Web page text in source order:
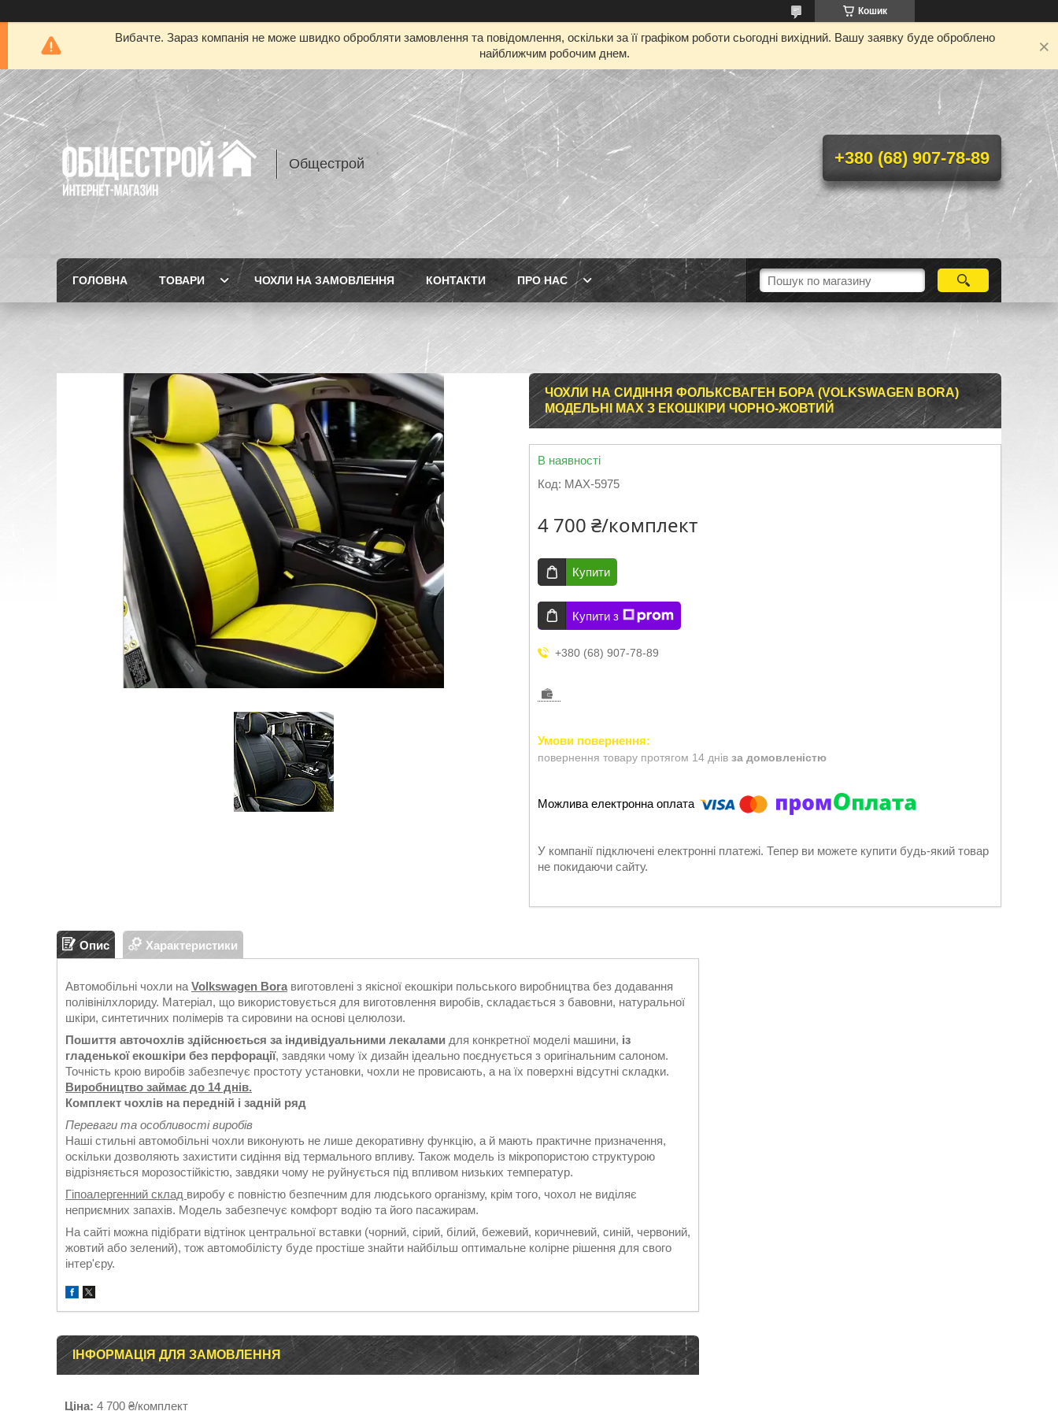
Кошик
Вибачте. Зараз компанія не може швидко обробляти замовлення та повідомлення, оскільки за її графіком роботи сьогодні вихідний. Вашу заявку буде оброблено
найближчим робочим днем.
Общестрой +380 (68) 907-78-89
ГОЛОВНА ТОВАРИ ЧОХЛИ НА ЗАМОВЛЕННЯ КОНТАКТИ ПРО НАС
ЧОХЛИ НА СИДІННЯ ФОЛЬКСВАГЕН БОРА (VOLKSWAGEN BORA)
МОДЕЛЬНІ MAX З ЕКОШКІРИ ЧОРНО-ЖОВТИЙ
В наявності
Код: MAX-5975
4 700 ₴/комплект
Купити
Купити з
+380 (68) 907-78-89
повернення товару протягом 14 днів за домовленістю
У компанії підключені електронні платежі. Тепер ви можете купити будь-який товар
не покидаючи сайту.
Опис Характеристики
Автомобільні чохли на Volkswagen Bora виготовлені з якісної екошкіри польського виробництва без додавання
полівінілхлориду. Матеріал, що використовується для виготовлення виробів, складається з бавовни, натуральної
шкіри, синтетичних полімерів та сировини на основі целюлози.
Пошиття авточохлів здійснюється за індивідуальними лекалами для конкретної моделі машини, із
гладенької екошкіри без перфорації, завдяки чому їх дизайн ідеально поєднується з оригінальним салоном.
Точність крою виробів забезпечує простоту установки, чохли не провисають, а на їх поверхні відсутні складки.
Виробництво займає до 14 днів.
Комплект чохлів на передній і задній ряд
Переваги та особливості виробів
Наші стильні автомобільні чохли виконують не лише декоративну функцію, а й мають практичне призначення,
оскільки дозволяють захистити сидіння від термального впливу. Також модель із мікропористою структурою
відрізняється морозостійкістю, завдяки чому не руйнується під впливом низьких температур.
Гіпоалергенний склад виробу є повністю безпечним для людського організму, крім того, чохол не виділяє
неприємних запахів. Модель забезпечує комфорт водію та його пасажирам.
На сайті можна підібрати відтінок центральної вставки (чорний, сірий, білий, бежевий, коричневий, синій, червоний,
жовтий або зелений), тож автомобілісту буде простіше знайти найбільш оптимальне колірне рішення для свого
інтер'єру.
ІНФОРМАЦІЯ ДЛЯ ЗАМОВЛЕННЯ
Ціна: 4 700 ₴/комплект